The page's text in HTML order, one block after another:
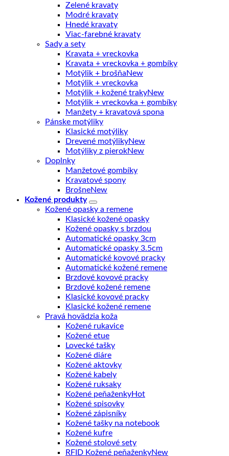
Zelené kravaty
Modré kravaty
Hnedé kravaty
Viac-farebné kravaty
Sady a sety
Kravata + vreckovka
Kravata + vreckovka + gombíky
Motýlik + brošňa
Motýlik + vreckovka
Motýlik + kožené traky
Motýlik + vreckovka + gombíky
Manžety + kravatová spona
Pánske motýliky
Klasické motýliky
Drevené motýliky
Motýliky z pierok
Doplnky
Manžetové gombíky
Kravatové spony
Brošne
Kožené produkty
Kožené opasky a remene
Klasické kožené opasky
Kožené opasky s brzdou
Automatické opasky 3cm
Automatické opasky 3.5cm
Automatické kovové pracky
Automatické kožené remene
Brzdové kovové pracky
Brzdové kožené remene
Klasické kovové pracky
Klasické kožené remene
Pravá hovädzia koža
Kožené rukavice
Kožené etue
Lovecké tašky
Kožené diáre
Kožené aktovky
Kožené kabely
Kožené ruksaky
Kožené peňaženky
Kožené spisovky
Kožené zápisníky
Kožené tašky na notebook
Kožené kufre
Kožené stolové sety
RFID Kožené peňaženky